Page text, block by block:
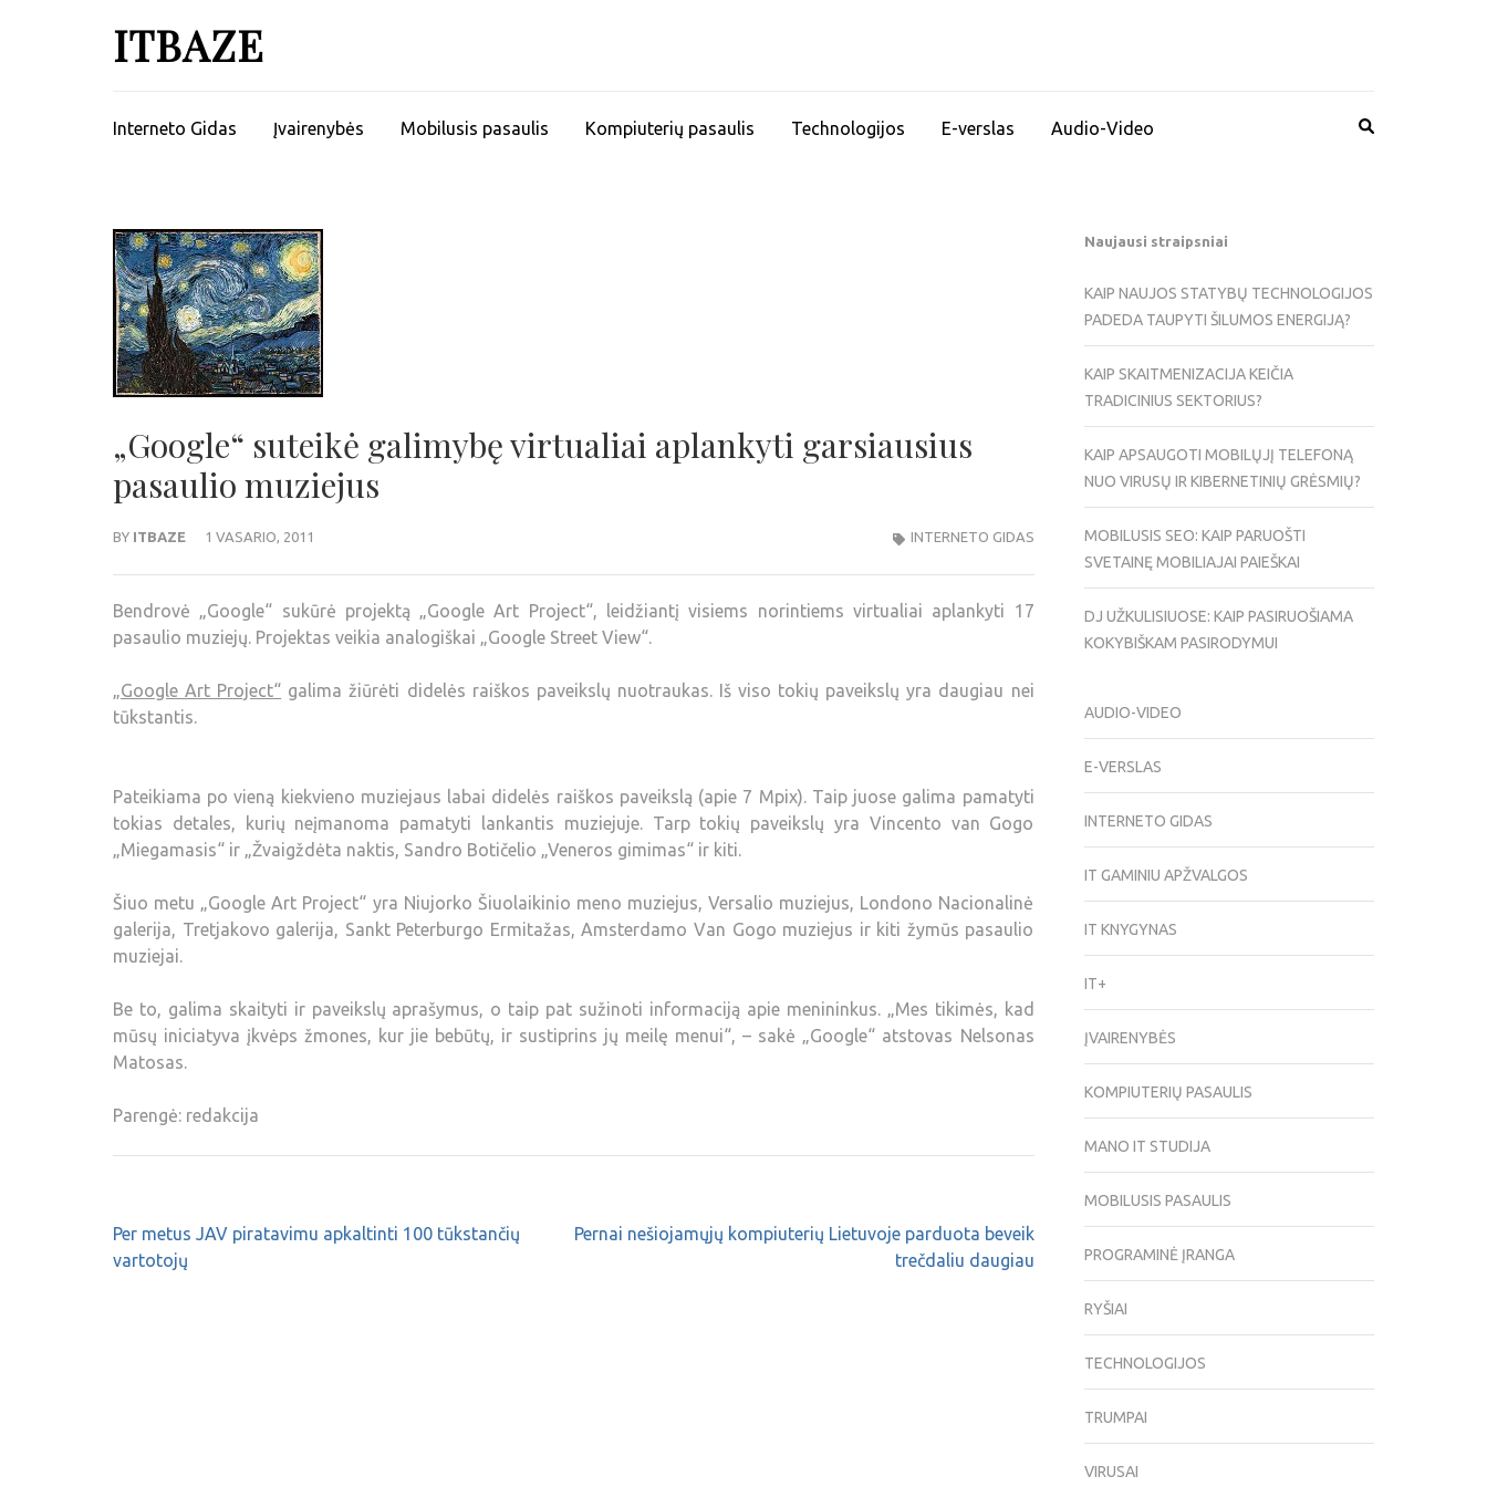
ITBAZE
Interneto Gidas Įvairenybės Mobilusis pasaulis Kompiuterių pasaulis Technologijos E-verslas Audio-Video
„Google“ suteikė galimybę virtualiai aplankyti garsiausius
pasaulio muziejus
BY ITBAZE 1 VASARIO, 2011 INTERNETO GIDAS
Bendrovė „Google“ sukūrė projektą „Google Art Project“, leidžiantį visiems norintiems virtualiai aplankyti 17
pasaulio muziejų. Projektas veikia analogiškai „Google Street View“.
„Google Art Project“ galima žiūrėti didelės raiškos paveikslų nuotraukas. Iš viso tokių paveikslų yra daugiau nei
tūkstantis.
Pateikiama po vieną kiekvieno muziejaus labai didelės raiškos paveikslą (apie 7 Mpix). Taip juose galima pamatyti
tokias detales, kurių neįmanoma pamatyti lankantis muziejuje. Tarp tokių paveikslų yra Vincento van Gogo
„Miegamasis“ ir „Žvaigždėta naktis, Sandro Botičelio „Veneros gimimas“ ir kiti.
Šiuo metu „Google Art Project“ yra Niujorko Šiuolaikinio meno muziejus, Versalio muziejus, Londono Nacionalinė
galerija, Tretjakovo galerija, Sankt Peterburgo Ermitažas, Amsterdamo Van Gogo muziejus ir kiti žymūs pasaulio
muziejai.
Be to, galima skaityti ir paveikslų aprašymus, o taip pat sužinoti informaciją apie menininkus. „Mes tikimės, kad
mūsų iniciatyva įkvėps žmones, kur jie bebūtų, ir sustiprins jų meilę menui“, – sakė „Google“ atstovas Nelsonas
Matosas.
Parengė: redakcija
Per metus JAV piratavimu apkaltinti 100 tūkstančių
vartotojų
Pernai nešiojamųjų kompiuterių Lietuvoje parduota beveik
trečdaliu daugiau
Naujausi straipsniai
KAIP NAUJOS STATYBŲ TECHNOLOGIJOS
PADEDA TAUPYTI ŠILUMOS ENERGIJĄ?
KAIP SKAITMENIZACIJA KEIČIA
TRADICINIUS SEKTORIUS?
KAIP APSAUGOTI MOBILŲJĮ TELEFONĄ
NUO VIRUSŲ IR KIBERNETINIŲ GRĖSMIŲ?
MOBILUSIS SEO: KAIP PARUOŠTI
SVETAINĘ MOBILIAJAI PAIEŠKAI
DJ UŽKULISIUOSE: KAIP PASIRUOŠIAMA
KOKYBIŠKAM PASIRODYMUI
AUDIO-VIDEO
E-VERSLAS
INTERNETO GIDAS
IT GAMINIU APŽVALGOS
IT KNYGYNAS
IT+
ĮVAIRENYBĖS
KOMPIUTERIŲ PASAULIS
MANO IT STUDIJA
MOBILUSIS PASAULIS
PROGRAMINĖ ĮRANGA
RYŠIAI
TECHNOLOGIJOS
TRUMPAI
VIRUSAI